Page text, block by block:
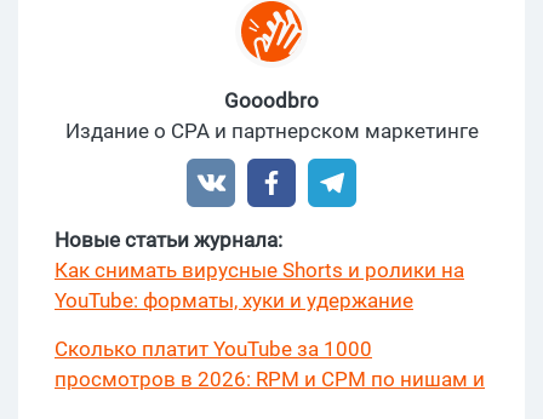
Gooodbro
Издание о CPA и партнерском маркетинге
Новые статьи журнала:
Как снимать вирусные Shorts и ролики на
YouTube: форматы, хуки и удержание
Сколько платит YouTube за 1000
просмотров в 2026: RPM и CPM по нишам и